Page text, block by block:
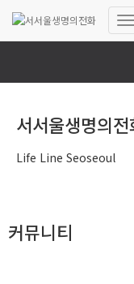
서서울생명의
Life Line Seoseoul
커뮤니티